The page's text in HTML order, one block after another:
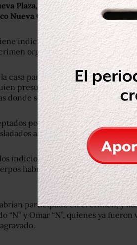
Plaza, y que era vigilada por
Nueva Generación.
indicios de que alguno de los
organizado.
casa para hacer la tarea escolar,
presuntamente ha estado
donde se ejerce la prostitución.
por seis hombres armados,
a otra casa, interrogados y
indicios que tiene la Fiscalía, hubo
habrían sido disueltos en
participado en el crimen, y
“N” y Omar “N”, quienes ya